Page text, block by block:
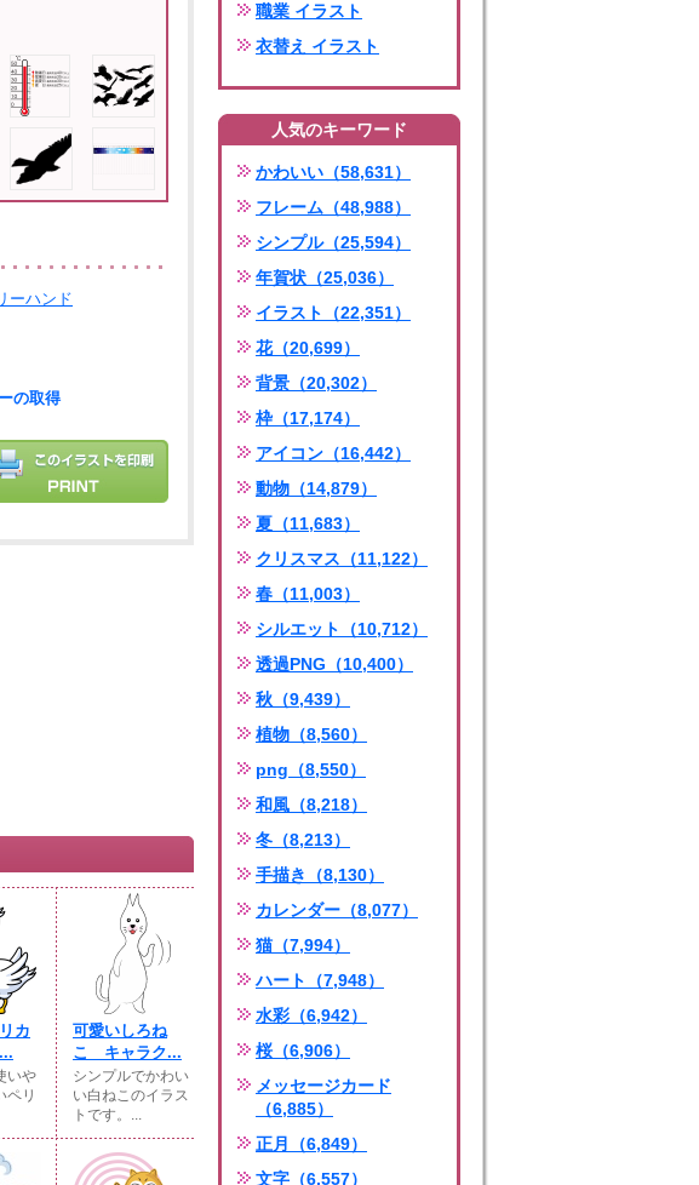
ーハンド
の取得
カ
いや
ペリ
可愛いしろね
こ キャラク...
シンプルでかわい
い白ねこのイラス
トです。...
職業 イラスト
衣替え イラスト
人気のキーワード
かわいい（58,631）
フレーム（48,988）
シンプル（25,594）
年賀状（25,036）
イラスト（22,351）
花（20,699）
背景（20,302）
枠（17,174）
アイコン（16,442）
動物（14,879）
夏（11,683）
クリスマス（11,122）
春（11,003）
シルエット（10,712）
透過PNG（10,400）
秋（9,439）
植物（8,560）
png（8,550）
和風（8,218）
冬（8,213）
手描き（8,130）
カレンダー（8,077）
猫（7,994）
ハート（7,948）
水彩（6,942）
桜（6,906）
メッセージカード
（6,885）
正月（6,849）
文字（6,557）